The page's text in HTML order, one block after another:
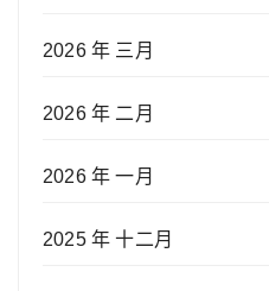
2026 年 三月
2026 年 二月
2026 年 一月
2025 年 十二月